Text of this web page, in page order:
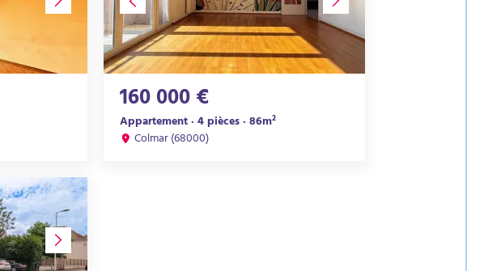
160 000 €
Appartement · 4 pièces · 86m²
Colmar (68000)